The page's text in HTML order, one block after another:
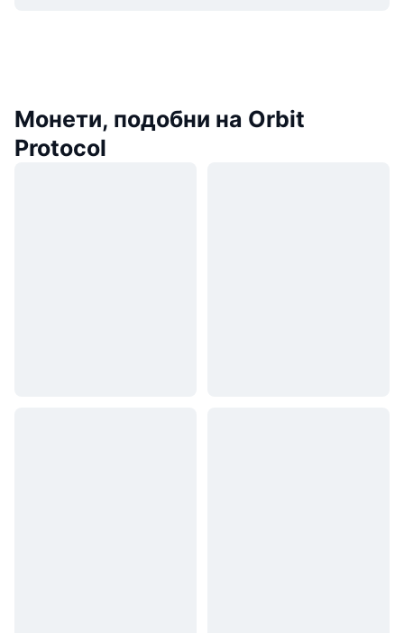
Монети, подобни на Orbit
Protocol